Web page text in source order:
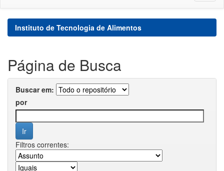
Instituto de Tecnologia de Alimentos
Página de Busca
Buscar em:
por
Filtros correntes: